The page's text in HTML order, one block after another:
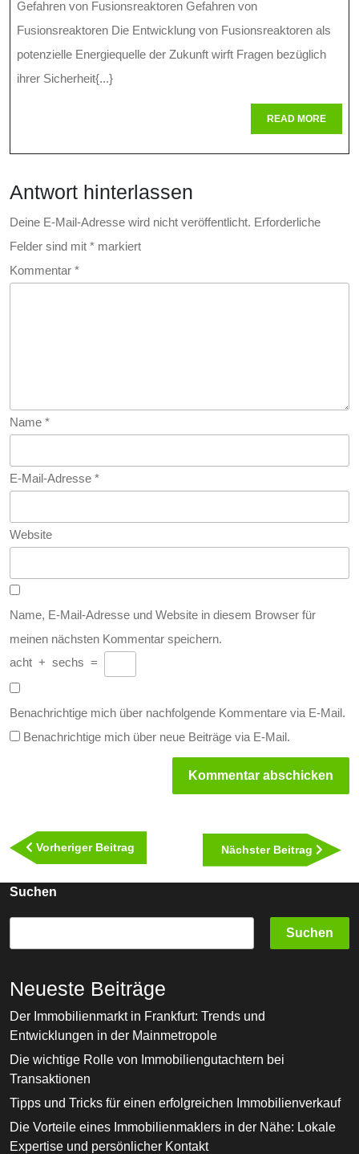
Bei
Der
Gefahren von Fusionsreaktoren Gefahren von
Fusionsreaktoren Die Entwicklung von Fusionsreaktoren als
potenzielle Energiequelle der Zukunft wirft Fragen bezüglich
ihrer Sicherheit{...}
READ MOREREAD
MORE
Antwort hinterlassen
Deine E-Mail-Adresse wird nicht veröffentlicht. Erforderliche
Felder sind mit * markiert
Kommentar *
Name *
E-Mail-Adresse *
Website
Name, E-Mail-Adresse und Website in diesem Browser für
meinen nächsten Kommentar speichern.
acht + sechs =
Benachrichtige mich über nachfolgende Kommentare via E-Mail.
Benachrichtige mich über neue Beiträge via E-Mail.
Vorheriger Beitrag
Beitrag
Nächster Beitrag
Suchen
Suchen
Neueste Beiträge
Der Immobilienmarkt in Frankfurt: Trends und
Entwicklungen in der Mainmetropole
Die wichtige Rolle von Immobiliengutachtern bei
Transaktionen
Tipps und Tricks für einen erfolgreichen Immobilienverkauf
Die Vorteile eines Immobilienmaklers in der Nähe: Lokale
Expertise und persönlicher Kontakt